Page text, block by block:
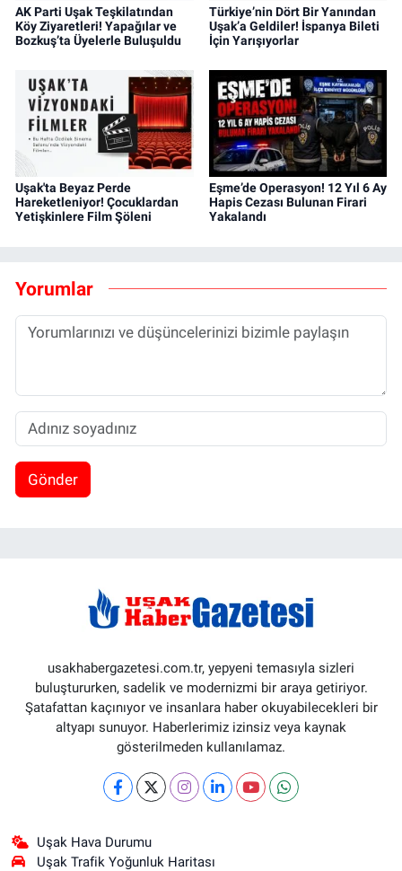
AK Parti Uşak Teşkilatından
Köy Ziyaretleri! Yapağılar ve
Bozkuş’ta Üyelerle Buluşuldu
Türkiye’nin Dört Bir Yanından
Uşak’a Geldiler! İspanya Bileti
İçin Yarışıyorlar
Uşak'ta Beyaz Perde
Hareketleniyor! Çocuklardan
Yetişkinlere Film Şöleni
Eşme’de Operasyon! 12 Yıl 6 Ay
Hapis Cezası Bulunan Firari
Yakalandı
Yorumlar
Gönder
usakhabergazetesi.com.tr, yepyeni temasıyla sizleri
buluştururken, sadelik ve modernizmi bir araya getiriyor.
Şatafattan kaçınıyor ve insanlara haber okuyabilecekleri bir
altyapı sunuyor. Haberlerimiz izinsiz veya kaynak
gösterilmeden kullanılamaz.
Uşak Hava Durumu
Uşak Trafik Yoğunluk Haritası